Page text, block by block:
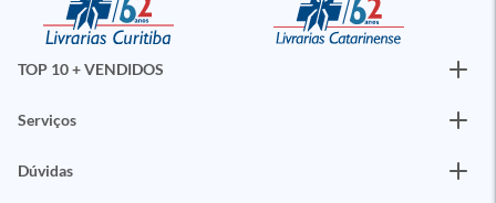
TOP 10 + VENDIDOS
Serviços
Dúvidas